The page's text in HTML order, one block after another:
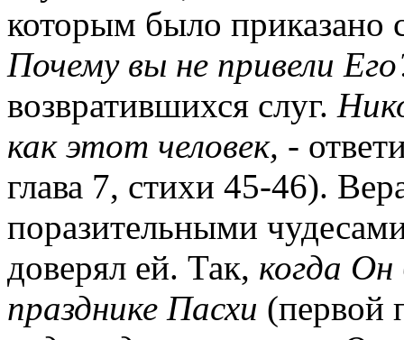
которым было приказано
Почему вы не привели
возвратившихся слуг.
как этот человек, -
глава 7, стихи 45-46).
поразительными
доверял ей. Так, когда Он
празднике Пасхи (первой